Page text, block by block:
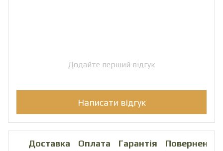
Додайте перший відгук
Написати відгук
Доставка Оплата Гарантія Повернення